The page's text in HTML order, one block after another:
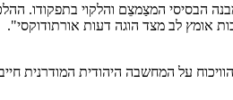
הבסיסי המצַמצֵם והלקוי בתפקודו.
אומץ לב מצד הוגה דעות אורתודוקסי".
על המחשבה היהודית המודרנית חייב